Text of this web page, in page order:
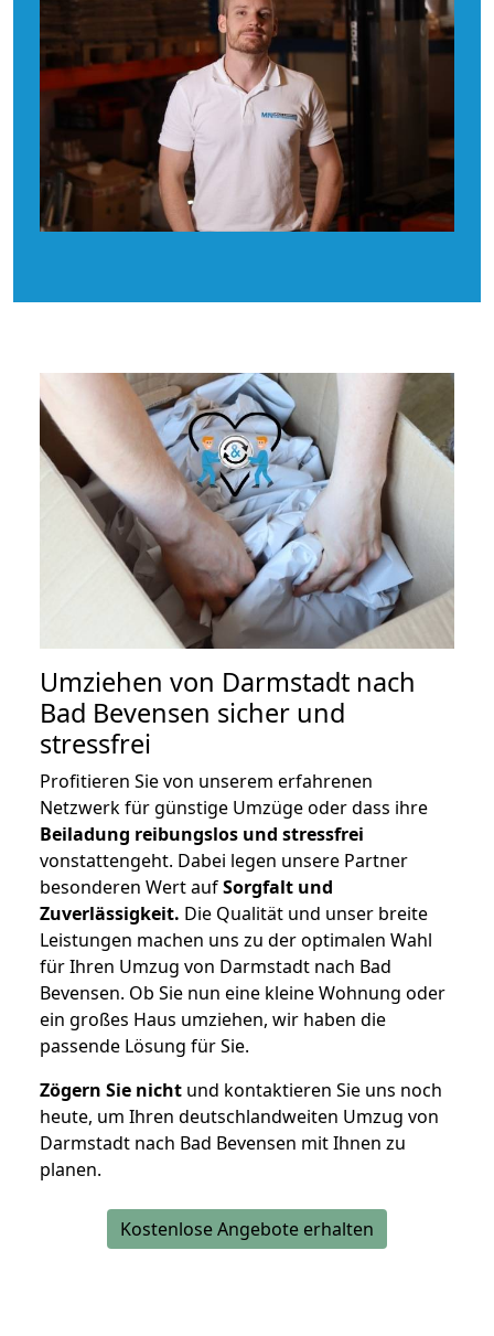
Umziehen von Darmstadt nach
Bad Bevensen sicher und
stressfrei
Profitieren Sie von unserem erfahrenen
Netzwerk für günstige Umzüge oder dass ihre
Beiladung reibungslos und stressfrei
vonstattengeht. Dabei legen unsere Partner
besonderen Wert aufSorgfalt und
Zuverlässigkeit. Die Qualität und unser breite
Leistungen machen uns zu der optimalen Wahl
für Ihren Umzug von Darmstadt nach Bad
Bevensen. Ob Sie nun eine kleine Wohnung oder
ein großes Haus umziehen, wir haben die
passende Lösung für Sie.
Zögern Sie nicht und kontaktieren Sie uns noch
heute, um Ihren deutschlandweiten Umzug von
Darmstadt nach Bad Bevensen mit Ihnen zu
planen.
Kostenlose Angebote erhalten